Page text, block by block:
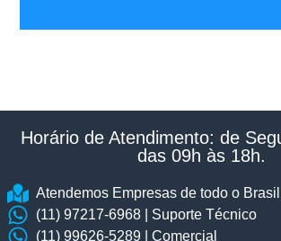
Horário de Atendimento: de
das 09h às 18h.​
Atendemos Empresas de todo o
(11) 97217-6968 | Suporte Técnico
(11) 99626-5289 | Comercial